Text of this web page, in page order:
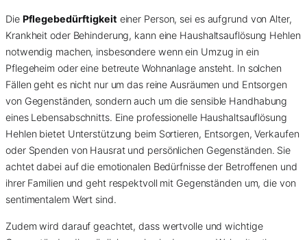
Die Pflegebedürftigkeit einer Person, sei es aufgrund von Alter,
Krankheit oder Behinderung, kann eine Haushaltsauflösung Hehlen
notwendig machen, insbesondere wenn ein Umzug in ein
Pflegeheim oder eine betreute Wohnanlage ansteht. In solchen
Fällen geht es nicht nur um das reine Ausräumen und Entsorgen
von Gegenständen, sondern auch um die sensible Handhabung
eines Lebensabschnitts. Eine professionelle Haushaltsauflösung
Hehlen bietet Unterstützung beim Sortieren, Entsorgen, Verkaufen
oder Spenden von Hausrat und persönlichen Gegenständen. Sie
achtet dabei auf die emotionalen Bedürfnisse der Betroffenen und
ihrer Familien und geht respektvoll mit Gegenständen um, die von
sentimentalem Wert sind.
Zudem wird darauf geachtet, dass wertvolle und wichtige